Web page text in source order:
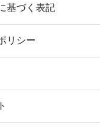
基づく表記
リシー